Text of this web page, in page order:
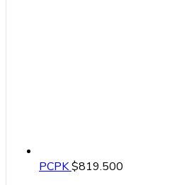
PCPK$819.500